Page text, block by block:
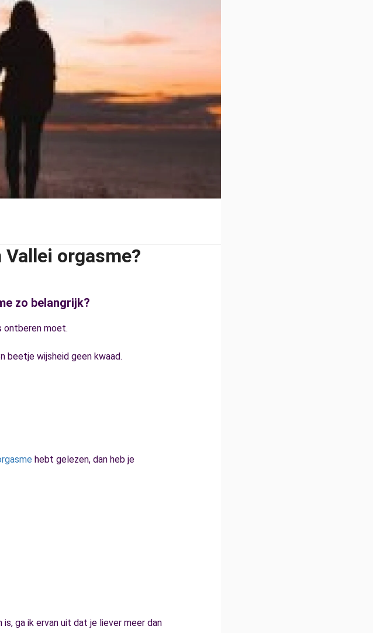
Vallei orgasme?
zo belangrijk?
ontberen moet.
beetje wijsheid geen kwaad.
hebt gelezen, dan heb je
ga ik ervan uit dat je liever meer dan